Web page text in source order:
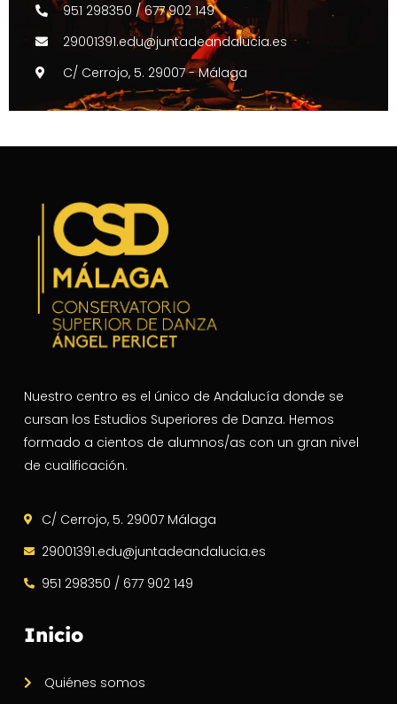
951 298350 / 677 902 149
29001391.edu@juntadeandalucia.es
C/ Cerrojo, 5. 29007 - Málaga
Nuestro centro es el único de Andalucía donde se
cursan los Estudios Superiores de Danza. Hemos
formado a cientos de alumnos/as con un gran nivel
de cualificación.
C/ Cerrojo, 5. 29007 Málaga
29001391.edu@juntadeandalucia.es
951 298350 / 677 902 149
Inicio
Quiénes somos